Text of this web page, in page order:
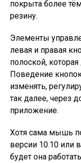
покрыта более
резину.
Элементы
левая и правая
полоской,
Поведение
изменять,
так далее, через
приложение.
Хотя сама мышь
версии 10.10 или
будет она